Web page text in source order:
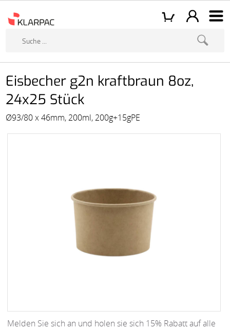
Eisbecher g2n kraftbraun 8oz,
24x25 Stück
Ø93/80 x 46mm, 200ml, 200g+15gPE
Melden Sie sich an und holen sie sich 15% Rabatt auf alle